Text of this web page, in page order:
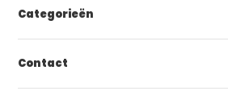
Categorieën
Contact